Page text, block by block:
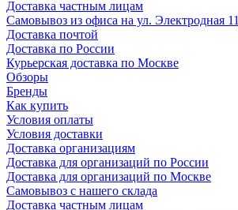
Доставка частным лицам
Самовывоз из офиса на ул. Электродная 11
Доставка почтой
Доставка по России
Курьерская доставка по Москве
Обзоры
Бренды
Как купить
Условия оплаты
Условия доставки
Доставка организациям
Доставка для организаций по России
Доставка для организаций по Москве
Самовывоз с нашего склада
Доставка частным лицам